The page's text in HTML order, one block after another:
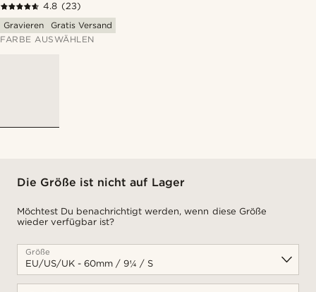
4.8 (23)
Gravieren
Gratis Versand
FARBE AUSWÄHLEN
Die Größe ist nicht auf Lager
Möchtest Du benachrichtigt werden, wenn diese Größe
wieder verfügbar ist?
Größe